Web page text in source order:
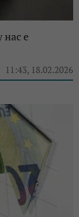
нас е
11:43, 18.02.2026